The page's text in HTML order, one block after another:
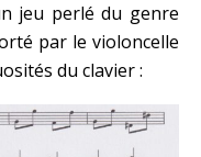
jeu perlé du genre
par le violoncelle
du clavier :